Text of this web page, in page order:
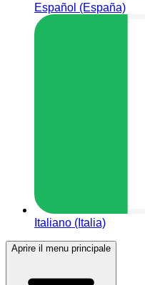
Español (España)
Italiano (Italia)
Aprire il menu principale